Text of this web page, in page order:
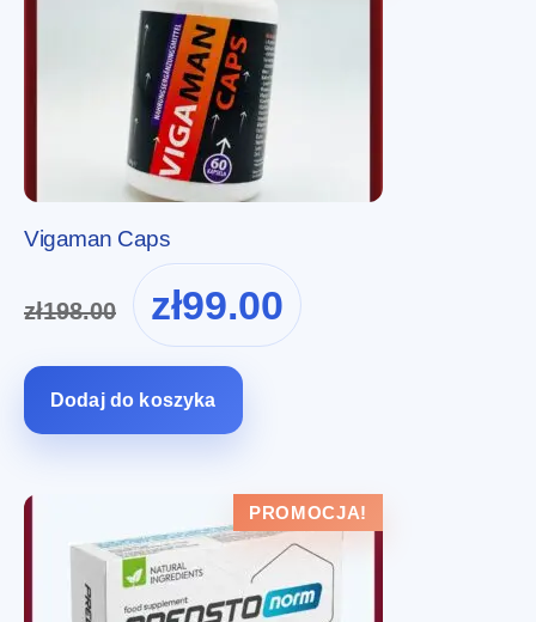
Vigaman Caps
zł198.00
Pierwotna
cena
wynosiła:
zł99.00
cena
Dodaj do koszyka
PROMOCJA!